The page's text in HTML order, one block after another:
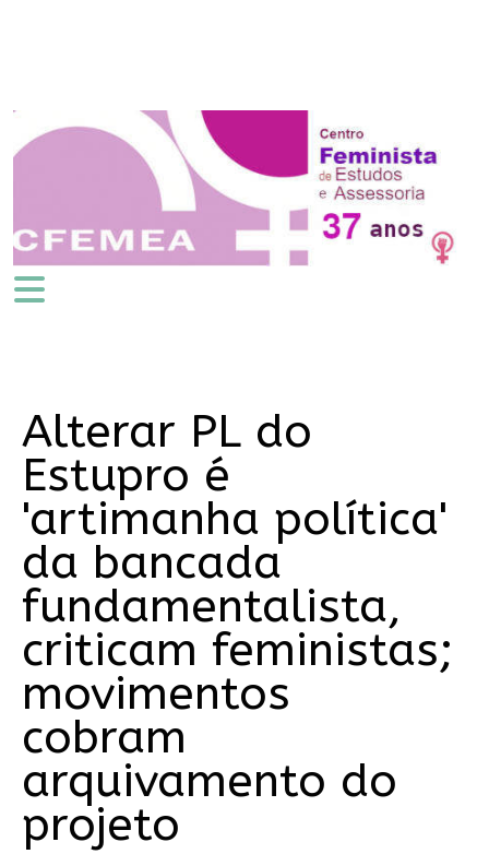
Alterar PL do
Estupro é
'artimanha política'
da bancada
fundamentalista,
criticam feministas;
movimentos
cobram
arquivamento do
projeto